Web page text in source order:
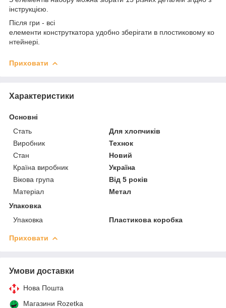
інструкцією.
Після гри - всі
елементи конструткатора удобно зберігати в плостиковому ко
нтейнері.
Приховати
Характеристики
Основні
Стать
Для хлопчиків
Виробник
Технок
Стан
Новий
Країна виробник
Україна
Вікова група
Від 5 років
Матеріал
Метал
Упаковка
Упаковка
Пластикова коробка
Приховати
Умови доставки
Нова Пошта
Магазини Rozetka